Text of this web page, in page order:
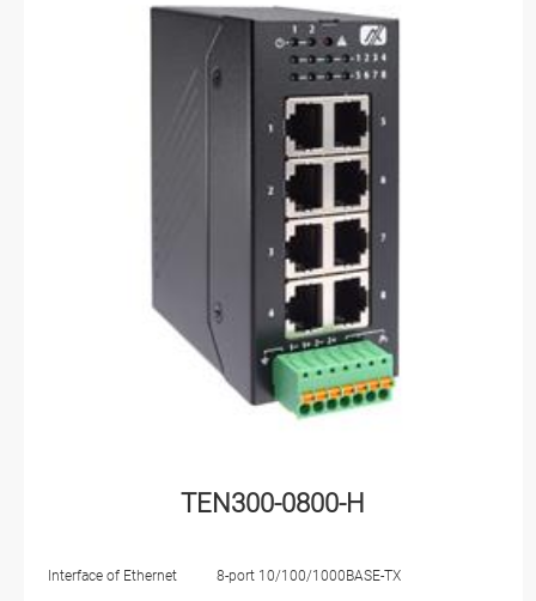
TEN300-0800-H
Interface of Ethernet 8-port 10/100/1000BASE-TX